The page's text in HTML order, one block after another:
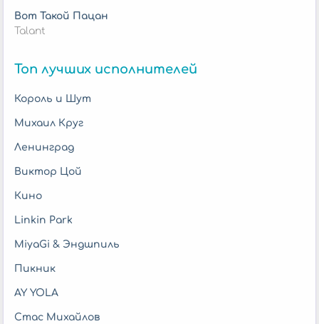
Вот Такой Пацан
Talant
Топ лучших исполнителей
Король и Шут
Михаил Круг
Ленинград
Виктор Цой
Кино
Linkin Park
MiyaGi & Эндшпиль
Пикник
AY YOLA
Стас Михайлов